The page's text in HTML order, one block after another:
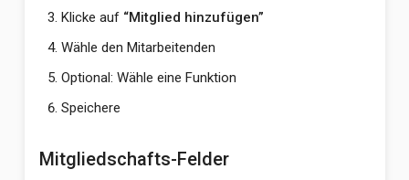
Klicke auf “Mitglied hinzufügen”
Wähle den Mitarbeitenden
Optional: Wähle eine Funktion
Speichere
Mitgliedschafts-Felder